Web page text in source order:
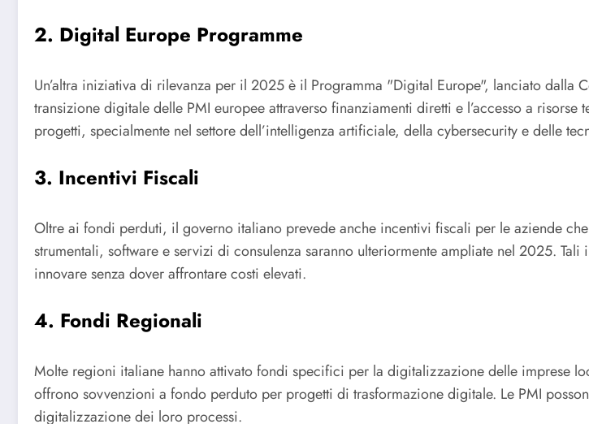
2. Digital Europe Programme
Un’altra iniziativa di rilevanza per il 2025 è il Programma "Digital Europe", lanciato dalla
transizione digitale delle PMI europee attraverso finanziamenti diretti e l’accesso a
progetti, specialmente nel settore dell’intelligenza artificiale, della cybersecurity e delle
3. Incentivi Fiscali
Oltre ai fondi perduti, il governo italiano prevede anche incentivi fiscali per le aziende
strumentali, software e servizi di consulenza saranno ulteriormente ampliate nel 2025.
innovare senza dover affrontare costi elevati.
4. Fondi Regionali
Molte regioni italiane hanno attivato fondi specifici per la digitalizzazione delle imprese
offrono sovvenzioni a fondo perduto per progetti di trasformazione digitale. Le PMI
digitalizzazione dei loro processi.